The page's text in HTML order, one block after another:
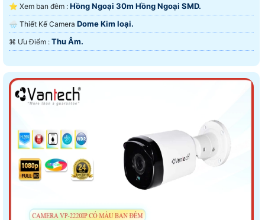
⭐ Xem ban đêm : Hồng Ngoại 30m Hồng Ngoại SMD.
🌧️ Thiết Kế Camera Dome Kim loại.
️⌘ Ưu Điểm : Thu Âm.